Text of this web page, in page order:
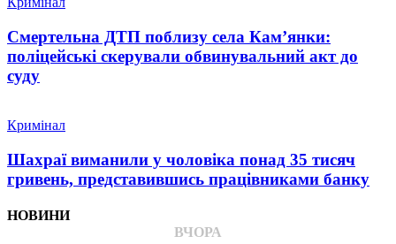
Смертельна ДТП поблизу села Кам’янки:
поліцейські скерували обвинувальний акт до
суду
Кримінал
Шахраї виманили у чоловіка понад 35 тисяч
гривень, представившись працівниками банку
НОВИНИ
ВЧОРА